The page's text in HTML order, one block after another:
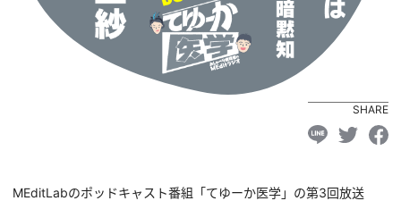
SHARE
MEditLabのポッドキャスト番組「てゆーか医学」の第3回放送